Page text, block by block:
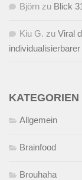
Björn zu Blick
Kiu G. zu Viral
KATEGORIEN
Allgemein
Brainfood
Brouhaha